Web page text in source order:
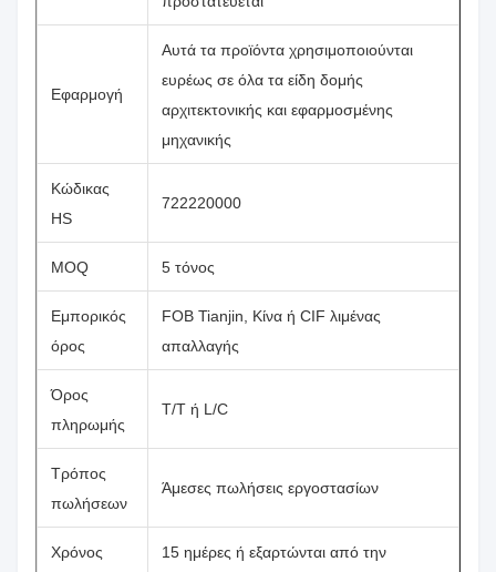
Εφαρμογή
Αυτά τα προϊόντα χρησιμοποιούνται
ευρέως σε όλα τα είδη δομής
αρχιτεκτονικής και εφαρμοσμένης
μηχανικής
Κώδικας
HS
722220000
MOQ 5 τόνος
Εμπορικός
όρος
FOB Tianjin, Κίνα ή CIF λιμένας
απαλλαγής
Όρος
πληρωμής
T/T ή L/C
Τρόπος
πωλήσεων
Άμεσες πωλήσεις εργοστασίων
Χρόνος
15 ημέρες ή εξαρτώνται από την